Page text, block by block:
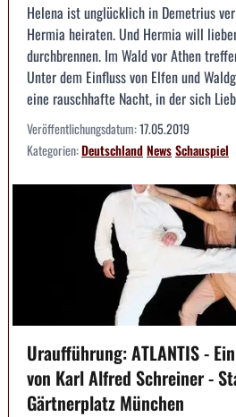
Helena ist unglücklich in Demetrius
Hermia heiraten. Und Hermia will
durchbrennen. Im Wald vor Athen
Unter dem Einfluss von Elfen und
eine rauschhafte Nacht, in der sich
Veröffentlichungsdatum:17.05.2019
Kategorien:DeutschlandNewsSchauspiel
Uraufführung: ATLANTIS -
von Karl Alfred Schreiner -
Gärtnerplatz München